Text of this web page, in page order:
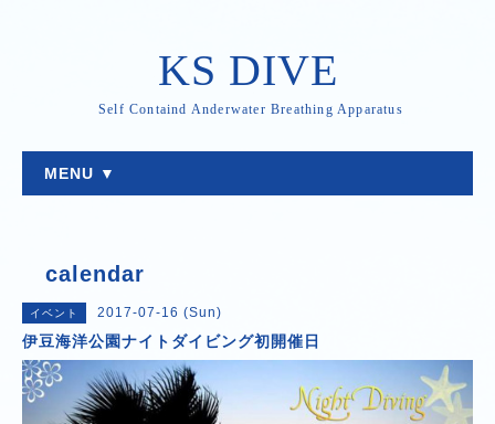
KS DIVE
Self Containd Anderwater Breathing Apparatus
MENU ▼
calendar
イベント 2017-07-16 (Sun)
伊豆海洋公園ナイトダイビング初開催日